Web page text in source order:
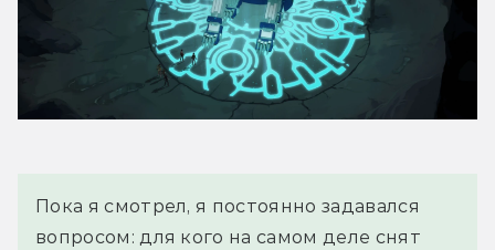
Пока я смотрел, я постоянно задавался
вопросом: для кого на самом деле снят